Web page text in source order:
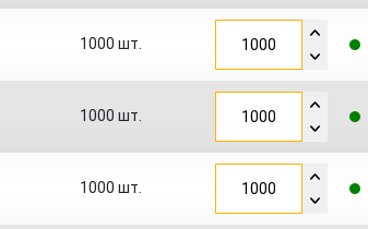
1000 шт.
1000 шт.
1000 шт.